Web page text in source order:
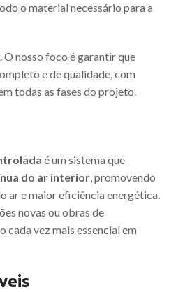
o material necessário para a
. O nosso foco é garantir que
e de qualidade, com
todas as fases do projeto.
é um sistema que
do ar interior, promovendo
ar e maior eficiência energética.
novas ou obras de
cada vez mais essencial em